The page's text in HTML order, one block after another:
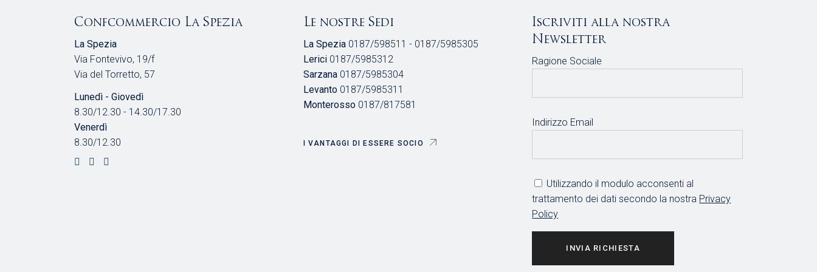
Confcommercio La Spezia
La Spezia
Via Fontevivo, 19/f
Via del Torretto, 57
Lunedì - Giovedì
8.30/12.30 - 14.30/17.30
Venerdì
8.30/12.30
Le nostre Sedi
La Spezia0187/598511 - 0187/5985305
Lerici0187/5985312
Sarzana0187/5985304
Levanto0187/5985311
Monterosso0187/817581
I VANTAGGI DI ESSERE SOCIO
Iscriviti alla nostra
Newsletter
Ragione Sociale
Indirizzo Email
Utilizzando il modulo acconsenti al
trattamento dei dati secondo la nostra Privacy
Policy
INVIA RICHIESTA